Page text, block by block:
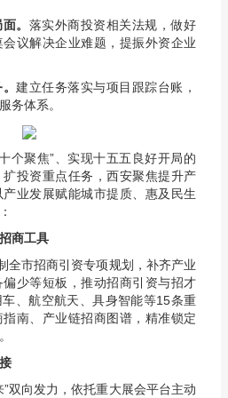
。 落实外商投资相关法规，做好
议解决企业难题，提振外资企业
。建立任务落实与项目跟踪台账，
务体系。
个聚焦”、实现十五五良好开局的
投资重点任务，西安聚焦提升产
业发展赋能城市提质、惠及民生
商工具
全市招商引资专项规划，补齐产业
少等短板，推动招商引资与招才
、航空航天、具身智能等15条重
南、产业链招商图谱，精准锁定
”双向发力，依托重大展会平台主动